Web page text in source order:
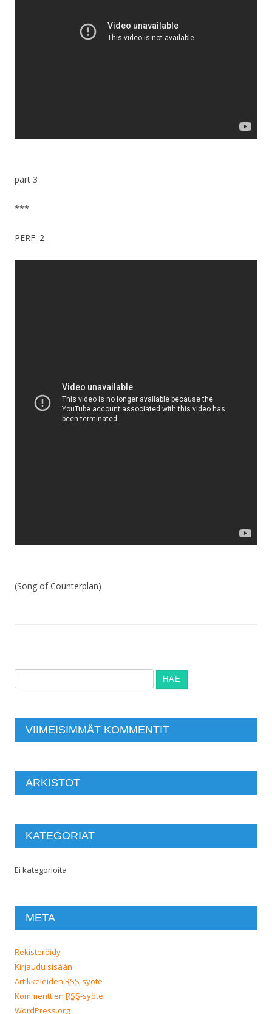
part 3
***
PERF. 2
(Song of Counterplan)
VIIMEISIMMÄT KOMMENTIT
ARKISTOT
KATEGORIAT
Ei kategorioita
META
Rekisteröidy
Kirjaudu sisään
Artikkeleiden RSS-syöte
Kommenttien RSS-syöte
WordPress.org